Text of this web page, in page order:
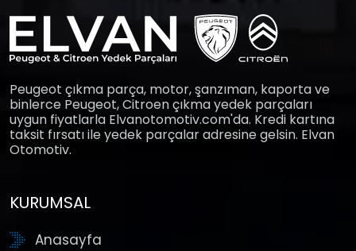
Peugeot çıkma parça, motor, şanzıman, kaporta ve
binlerce Peugeot, Citroen çıkma yedek parçaları
uygun fiyatlarla Elvanotomotiv.com'da. Kredi kartına
taksit fırsatı ile yedek parçalar adresine gelsin. Elvan
Otomotiv.
KURUMSAL
Anasayfa